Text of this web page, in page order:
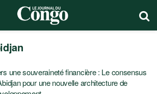
une souveraineté financière : Le consensus
pour une nouvelle architecture de